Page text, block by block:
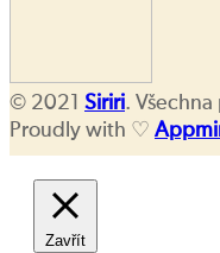
© 2021 Siriri.
Proudly with ♡
Zavřít